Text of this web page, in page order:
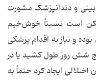
و دندانپزشک مشورت
است نسبتاً خوش‌خیم
و نیاز به اقدام پزشکی
شش روز طول کشید یا در
اختلالی ایجاد کرد حتماً به